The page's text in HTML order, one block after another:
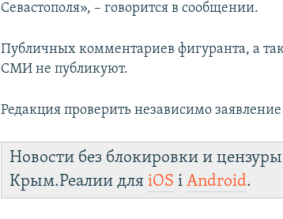
Севастополя», – говорится в сообщении.
Публичных комментариев фигуранта, а
СМИ не публикуют.
Редакция проверить независимо
Новости без блокировки и
Крым.Реалии дляiOS іAndroid.